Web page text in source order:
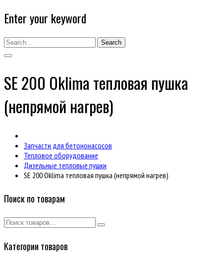
Enter your keyword
Search
SE 200 Oklima тепловая пушка
(непрямой нагрев)
Запчасти для бетононасосов
Тепловое оборудование
Дизельные тепловые пушки
SE 200 Oklima тепловая пушка (непрямой нагрев)
Поиск по товарам
Категории товаров